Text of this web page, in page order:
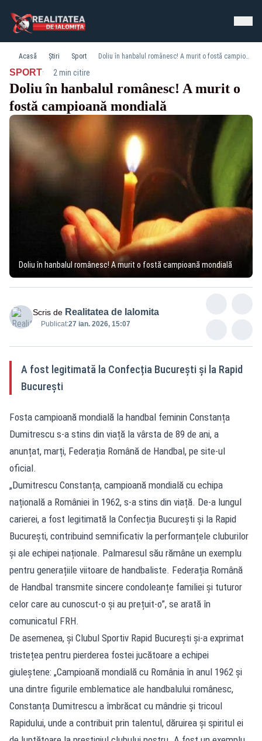
Acasă Știri Sport Doliu în hanbalul românesc! A murit o fostă campioană mondială
SPORT· 2 min citire
Doliu în hanbalul românesc! A murit o
fostă campioană mondială
Doliu în hanbalul românesc! A murit o fostă campioană mondială
Scris de Realitatea de Ialomita
Publicat:27 ian. 2026, 15:07
A fost legitimată la Confecția București și la Rapid
București
Fosta campioană mondială la handbal feminin Constanța
Dumitrescu s-a stins din viață la vârsta de 89 de ani, a
anunțat, marți, Federația Română de Handbal, pe site-ul
oficial.
„Dumitrescu Constanța, campioană mondială cu echipa
națională a României în 1962, s-a stins din viață. De-a lungul
carierei, a fost legitimată la Confecția București și la Rapid
București, contribuind semnificativ la performanțele cluburilor
și ale echipei naționale. Palmaresul său rămâne un exemplu
pentru generațiile viitoare de handbaliste. Federația Română
de Handbal transmite sincere condoleanțe familiei și tuturor
celor care au cunoscut-o și au prețuit-o”, se arată în
comunicatul FRH.
De asemenea, și Clubul Sportiv Rapid București și-a exprimat
tristețea pentru pierderea fostei jucătoare a echipei
giuleștene: „Campioană mondială cu România în anul 1962 și
una dintre figurile emblematice ale handbalului românesc,
Constanța Dumitrescu a îmbrăcat cu mândrie și tricoul
Rapidului, unde a contribuit prin talentul, dăruirea și spiritul ei